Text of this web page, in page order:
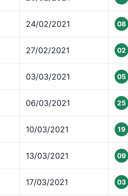
24/02/2021 08
27/02/2021 02
03/03/2021 05
06/03/2021 25
10/03/2021 19
13/03/2021 09
17/03/2021 03